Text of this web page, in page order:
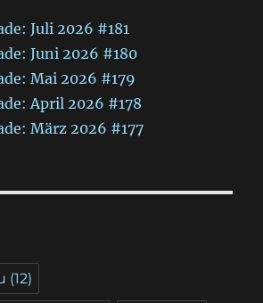
Juli 2026 #181
Juni 2026 #180
Mai 2026 #179
April 2026 #178
März 2026 #177
(12)